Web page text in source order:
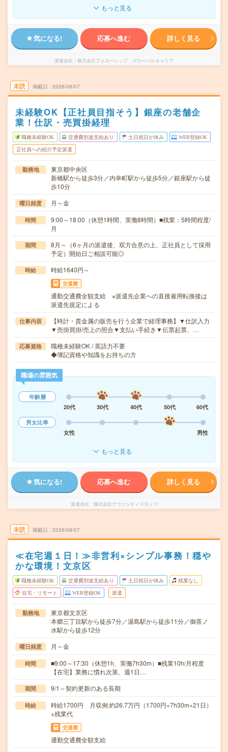
もっと見る
気になる! 応募へ進む 詳しく見る
派遣会社 株式会社フェローシップ グローバルキャリア
未読 掲載日 2026/08/07
未経験OK【正社員目指そう】銀座の老舗企
業！仕訳・売買掛経理
職種未経験OK 交通費別途支給あり 土日祝日が休み WEB登録OK
正社員への紹介予定派遣
勤務地
東京都中央区
新橋駅から徒歩3分／内幸町駅から徒歩5分／銀座駅から徒
歩10分
曜日頻度 月～金
時間
9:00～18:00（休憩1時間、実働8時間）■残業：5時間程度/
月
期間
8月～（6ヶ月の派遣後、双方合意の上、正社員として採用
予定）開始日ご相談可能◎
時給 時給1640円～
交通費
通勤交通費全額支給 ※派遣先企業への直接雇用転換後は
派遣先規定による
仕事内容
【時計・貴金属の販売を行う企業で経理事務】▼仕訳入力
▼売掛買掛/売上の照合▼支払い手続き▼伝票起票、…
応募資格
職種未経験OK / 英語力不要
◆簿記資格や知識をお持ちの方
職場の雰囲気
年齢層
20代
30代 40代 50代
60代
男女比率
女性
男性
もっと見る
気になる! 応募へ進む 詳しく見る
派遣会社 株式会社アヴァンティスタッフ
未読 掲載日 2026/08/07
≪在宅週１日！≫非営利×シンプル事務！穏や
かな環境！文京区
職種未経験OK 交通費別途支給あり 土日祝日が休み 残業なし
在宅・リモート WEB登録OK 派遣
勤務地
東京都文京区
本郷三丁目駅から徒歩7分／湯島駅から徒歩11分／御茶ノ
水駅から徒歩12分
曜日頻度 月～金
時間
■9:00～17:30（休憩1h、実働7h30m）■残業10h/月程度
【在宅】業務に慣れ次第、週1日…
期間 9/1～契約更新のある長期
時給
時給1700円 月収例:約26.7万円（1700円×7h30m×21日）
+残業代
交通費
通勤交通費全額支給